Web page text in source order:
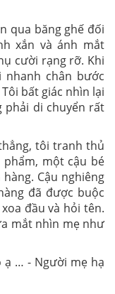
băng ghế đối
xắn và ánh mắt
cười rạng rỡ. Khi
chân bước
bất giác nhìn lại
phải di chuyển rất
tôi tranh thủ
một cậu bé
Cậu nghiêng
đã được buộc
đầu và hỏi tên.
mắt nhìn mẹ như
… - Người mẹ hạ